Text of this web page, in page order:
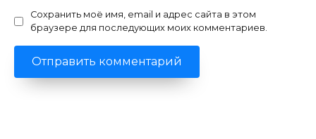
Сохранить моё имя, email и адрес сайта в этом
браузере для последующих моих комментариев.